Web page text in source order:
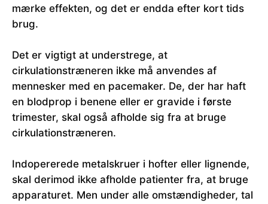
mærke effekten, og det er endda efter kort tids
brug.
Det er vigtigt at understrege, at
cirkulationstræneren ikke må anvendes af
mennesker med en pacemaker. De, der har haft
en blodprop i benene eller er gravide i første
trimester, skal også afholde sig fra at bruge
cirkulationstræneren.
Indopererede metalskruer i hofter eller lignende,
skal derimod ikke afholde patienter fra, at bruge
apparaturet. Men under alle omstændigheder, tal